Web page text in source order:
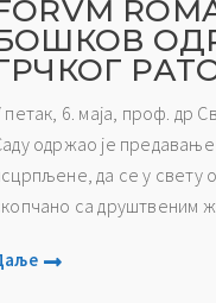
петак, 6. маја, проф. др
одржао је предавање
да се у свету
са друштвеним